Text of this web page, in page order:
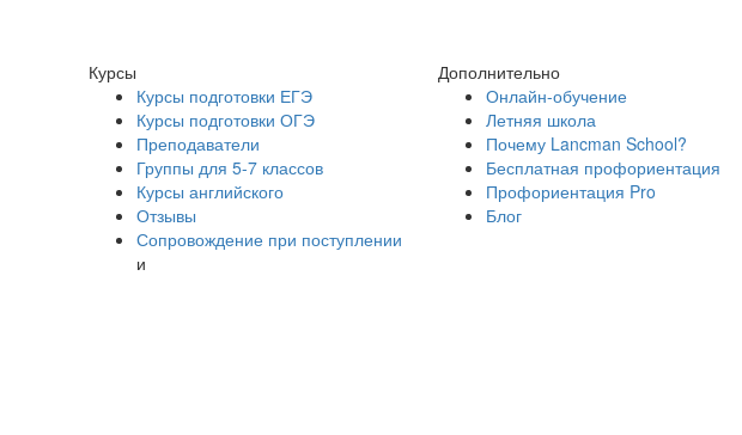
Курсы
Курсы подготовки ЕГЭ
Курсы подготовки ОГЭ
Преподаватели
Группы для 5-7 классов
Курсы английского
Отзывы
Сопровождение при поступлении
и
Дополнительно
Онлайн-обучение
Летняя школа
Почему Lancman School?
Бесплатная профориентация
Профориентация Pro
Блог